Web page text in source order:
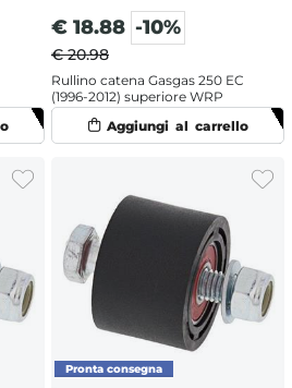
€ 18.88 -10%
€ 20.98
Rullino catena Gasgas 250 EC
(1996-2012) superiore WRP